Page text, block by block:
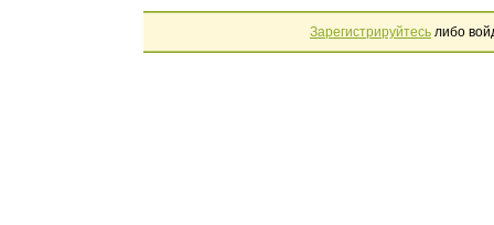
Зарегистрируйтесь либо